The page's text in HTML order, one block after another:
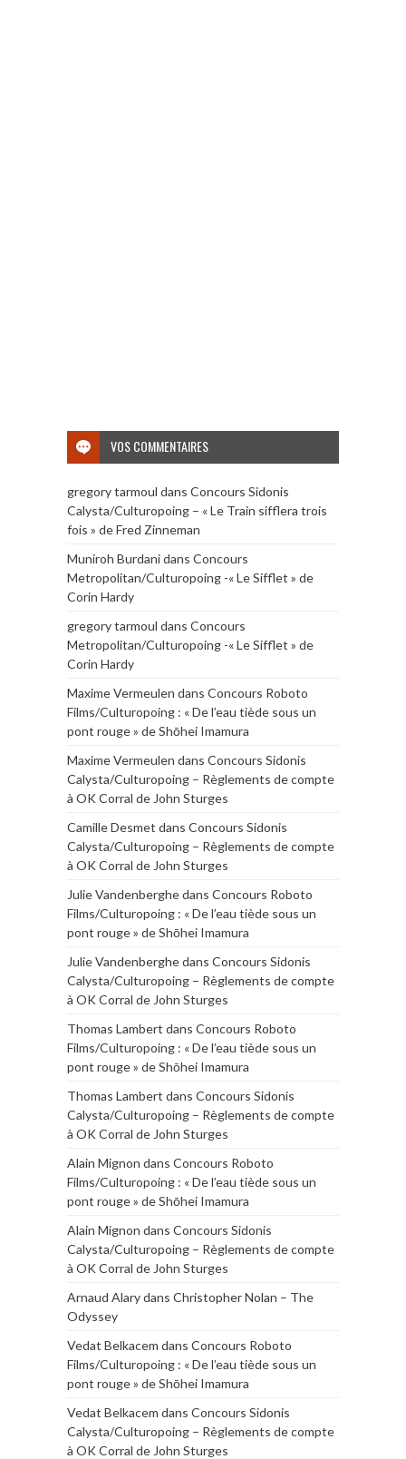
VOS COMMENTAIRES
gregory tarmoul dans Concours Sidonis
Calysta/Culturopoing – « Le Train sifflera trois
fois » de Fred Zinneman
Muniroh Burdanidans Concours
Metropolitan/Culturopoing -« Le Sifflet » de
Corin Hardy
gregory tarmoul dans Concours
Metropolitan/Culturopoing -« Le Sifflet » de
Corin Hardy
Maxime Vermeulen dans Concours Roboto
Films/Culturopoing : « De l’eau tiède sous un
pont rouge » de Shōhei Imamura
Maxime Vermeulen dans Concours Sidonis
Calysta/Culturopoing – Règlements de compte
à OK Corral de John Sturges
Camille Desmet dans Concours Sidonis
Calysta/Culturopoing – Règlements de compte
à OK Corral de John Sturges
Julie Vandenberghedans Concours Roboto
Films/Culturopoing : « De l’eau tiède sous un
pont rouge » de Shōhei Imamura
Julie Vandenberghedans Concours Sidonis
Calysta/Culturopoing – Règlements de compte
à OK Corral de John Sturges
Thomas Lambert dans Concours Roboto
Films/Culturopoing : « De l’eau tiède sous un
pont rouge » de Shōhei Imamura
Thomas Lambert dans Concours Sidonis
Calysta/Culturopoing – Règlements de compte
à OK Corral de John Sturges
Alain Mignon dans Concours Roboto
Films/Culturopoing : « De l’eau tiède sous un
pont rouge » de Shōhei Imamura
Alain Mignon dans Concours Sidonis
Calysta/Culturopoing – Règlements de compte
à OK Corral de John Sturges
Arnaud Alarydans Christopher Nolan – The
Odyssey
Vedat Belkacem dans Concours Roboto
Films/Culturopoing : « De l’eau tiède sous un
pont rouge » de Shōhei Imamura
Vedat Belkacem dans Concours Sidonis
Calysta/Culturopoing – Règlements de compte
à OK Corral de John Sturges